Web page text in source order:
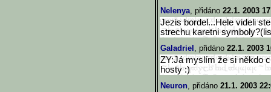
Nelenya, přidáno 22.1. 2003
Jezis bordel...Hele videli
strechu karetni
Galadriel , přidáno 22.1. 2003
ZY:Já myslím že si někdo
hosty :)
Neuron, přidáno 21.1. 2003